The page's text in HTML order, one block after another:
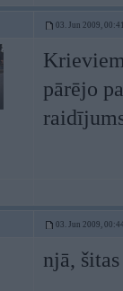
03. Jun 2009,
pārējo
03. Jun 2009,
njā,